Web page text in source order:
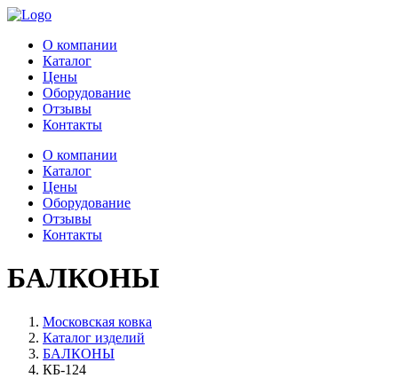
О компании
Каталог
Цены
Оборудование
Отзывы
Контакты
О компании
Каталог
Цены
Оборудование
Отзывы
Контакты
БАЛКОНЫ
Московская ковка
Каталог изделий
БАЛКОНЫ
КБ-124